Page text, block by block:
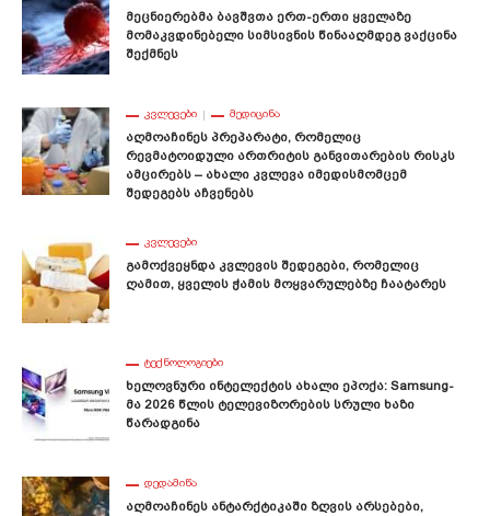
Მეცნიერებმა Ბავშვთა Ერთ-Ერთი Ყველაზე
Მომაკვდინებელი Სიმსივნის Წინააღმდეგ Ვაქცინა
Შექმნეს
ᲙᲕᲚᲔᲕᲔᲑᲘ ᲛᲔᲓᲘᲪᲘᲜᲐ
Აღმოაჩინეს Პრეპარატი, Რომელიც
Რევმატოიდული Ართრიტის Განვითარების Რისკს
Ამცირებს – Ახალი Კვლევა Იმედისმომცემ
Შედეგებს Აჩვენებს
ᲙᲕᲚᲔᲕᲔᲑᲘ
Გამოქვეყნდა Კვლევის Შედეგები, Რომელიც
Ღამით, Ყველის Ჭამის Მოყვარულებზე Ჩაატარეს
ᲢᲔᲥᲜᲝᲚᲝᲒᲘᲔᲑᲘ
Ხელოვნური Ინტელექტის Ახალი Ეპოქა: Samsung-
Მა 2026 Წლის Ტელევიზორების Სრული Ხაზი
Წარადგინა
ᲓᲔᲓᲐᲛᲘᲬᲐ
Აღმოაჩინეს Ანტარქტიკაში Ზღვის Არსებები,